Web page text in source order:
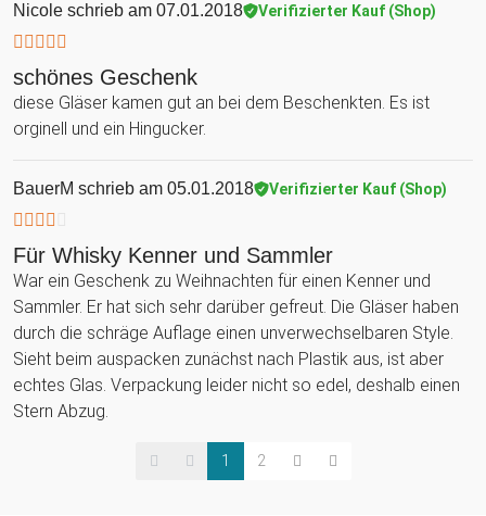
Nicole schrieb am 07.01.2018 Verifizierter Kauf (Shop)
schönes Geschenk
diese Gläser kamen gut an bei dem Beschenkten. Es ist
orginell und ein Hingucker.
BauerM schrieb am 05.01.2018 Verifizierter Kauf (Shop)
Für Whisky Kenner und Sammler
War ein Geschenk zu Weihnachten für einen Kenner und
Sammler. Er hat sich sehr darüber gefreut. Die Gläser haben
durch die schräge Auflage einen unverwechselbaren Style.
Sieht beim auspacken zunächst nach Plastik aus, ist aber
echtes Glas. Verpackung leider nicht so edel, deshalb einen
Stern Abzug.
1 2